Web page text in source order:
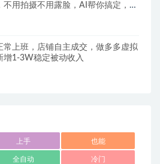
不用拍摄不用露脸，AI帮你搞定，轻
常上班，店铺自主成交，做多多虚拟
增1-3W稳定被动收入
上手 也能
全自动 冷门